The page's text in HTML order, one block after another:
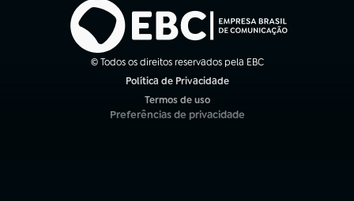
© Todos os direitos reservados pela EBC
Política de Privacidade
Termos de uso
(abre em nova aba)
Preferências de privacidade